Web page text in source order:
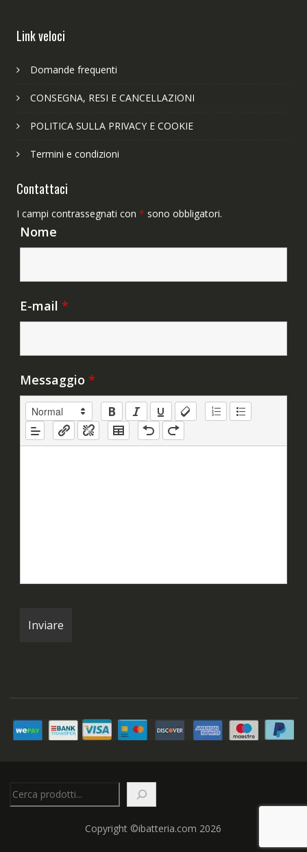
Link veloci
Domande frequenti
CONSEGNA, RESI E CANCELLAZIONI
POLITICA SULLA PRIVACY E COOKIE
Termini e condizioni
Contattaci
I campi contrassegnati con * sono obbligatori.
Nome
E-mail *
Messaggio *
Copyright ©ibatteria.com 2026